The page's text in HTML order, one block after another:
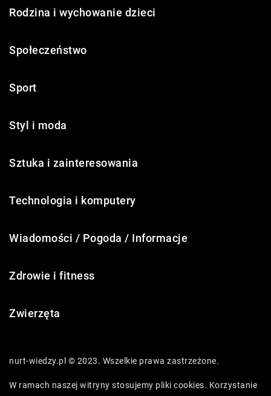
Rodzina i wychowanie dzieci
Społeczeństwo
Sport
Styl i moda
Sztuka i zainteresowania
Technologia i komputery
Wiadomości / Pogoda / Informacje
Zdrowie i fitness
Zwierzęta
nurt-wiedzy.pl © 2023. Wszelkie prawa zastrzeżone.
W ramach naszej witryny stosujemy pliki cookies. Korzystanie